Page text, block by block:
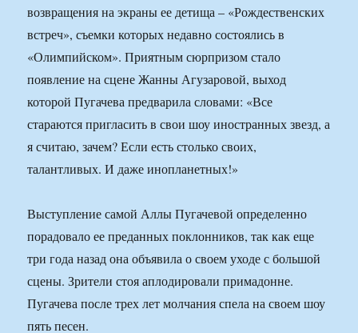
возвращения на экраны ее детища – «Рождественских
встреч», съемки которых недавно состоялись в
«Олимпийском». Приятным сюрпризом стало
появление на сцене Жанны Агузаровой, выход
которой Пугачева предварила словами: «Все
стараются пригласить в свои шоу иностранных звезд, а
я считаю, зачем? Если есть столько своих,
талантливых. И даже инопланетных!»
Выступление самой Аллы Пугачевой определенно
порадовало ее преданных поклонников, так как еще
три года назад она объявила о своем уходе с большой
сцены. Зрители стоя аплодировали примадонне.
Пугачева после трех лет молчания спела на своем шоу
пять песен.